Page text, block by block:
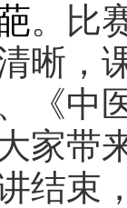
。比
晰，
《中
家带
结束